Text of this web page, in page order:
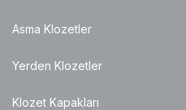
Asma Klozetler
Yerden Klozetler
Klozet Kapakları